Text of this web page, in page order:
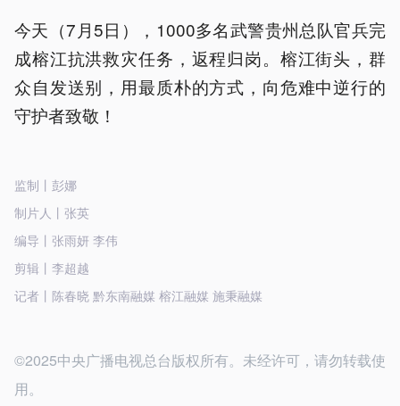
今天（7月5日），1000多名武警贵州总队官兵完
成榕江抗洪救灾任务，返程归岗。榕江街头，群
众自发送别，用最质朴的方式，向危难中逆行的
守护者致敬！
监制丨彭娜
制片人丨张英
编导丨张雨妍 李伟
剪辑丨李超越
记者丨陈春晓 黔东南融媒 榕江融媒 施秉融媒
©2025中央广播电视总台版权所有。未经许可，请勿转载使
用。